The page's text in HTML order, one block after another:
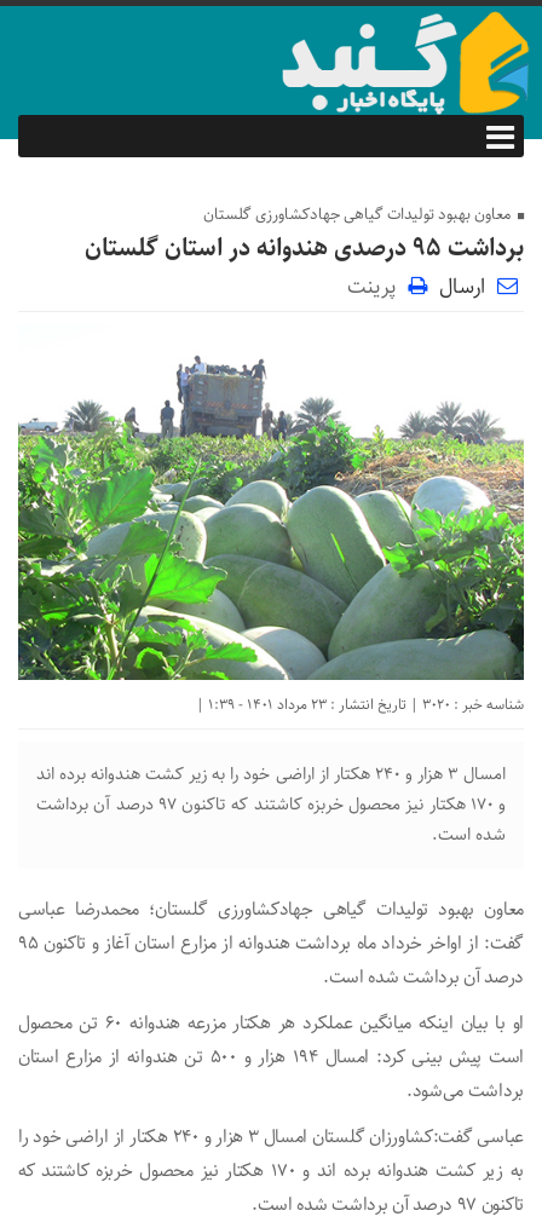
معاون بهبود تولیدات گیاهی جهادکشاورزی گلستان
برداشت ۹۵ درصدی هندوانه در استان گلستان
ارسال پرینت
شناسه خبر : 3020 | تاریخ انتشار : 23 مرداد 1401 - 1:39 |
امسال ۳ هزار و ۲۴۰ هکتار از اراضی خود را به زیر کشت هندوانه برده اند
و ۱۷۰ هکتار نیز محصول خربزه کاشتند که تاکنون ۹۷ درصد آن برداشت
شده است.
معاون بهبود تولیدات گیاهی جهادکشاورزی گلستان؛ محمدرضا عباسی
گفت: از اواخر خرداد ماه برداشت هندوانه از مزارع استان آغاز و تاکنون ۹۵
درصد آن برداشت شده است.
او با بیان اینکه میانگین عملکرد هر هکتار مزرعه هندوانه ۶۰ تن محصول
است پیش بینی کرد: امسال ۱۹۴ هزار و ۵۰۰ تن هندوانه از مزارع استان
برداشت می‌شود.
عباسی گفت:کشاورزان گلستان امسال ۳ هزار و ۲۴۰ هکتار از اراضی خود را
به زیر کشت هندوانه برده اند و ۱۷۰ هکتار نیز محصول خربزه کاشتند که
تاکنون ۹۷ درصد آن برداشت شده است.